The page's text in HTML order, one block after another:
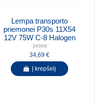
Lempa transporto
priemonei P30s 11X54
12V 75W C-8 Halogen
36968
34,69 €
Į krepšelį